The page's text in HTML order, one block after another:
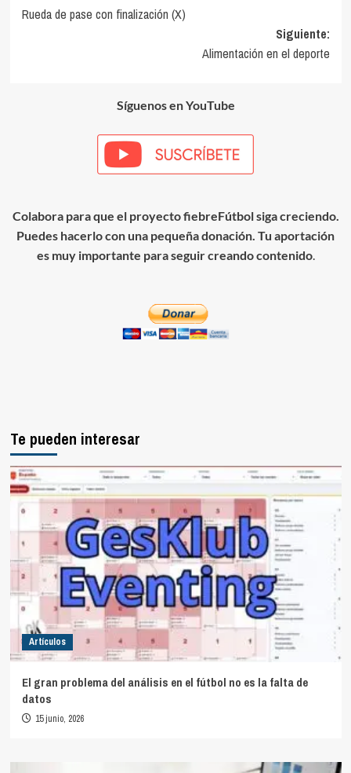
de
Rueda de pase con finalización (X)
Siguiente:
Alimentación en el deporte
Síguenos en YouTube
Colabora para que el proyecto fiebreFútbol siga creciendo.
Puedes hacerlo con una pequeña donación. Tu aportación
es muy importante para seguir creando contenido.
Te pueden interesar
Artículos
El gran problema del análisis en el fútbol no es la falta de
datos
15 junio, 2026